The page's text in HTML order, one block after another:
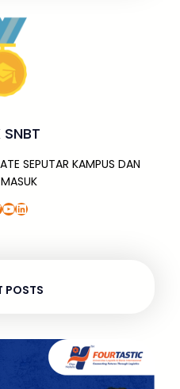
SNBT
SEPUTAR KAMPUS DAN
YouTube LinkedIn
POSTS